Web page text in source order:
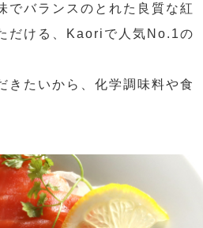
でバランスのとれた良質な紅
だける、Kaoriで人気No.1の
きたいから、化学調味料や食